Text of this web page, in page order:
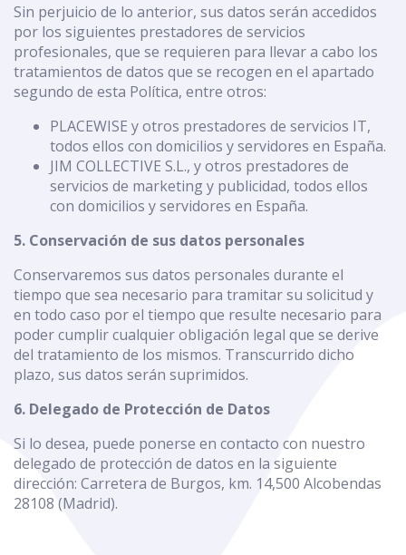
Sin perjuicio de lo anterior, sus datos serán accedidos
por los siguientes prestadores de servicios
profesionales, que se requieren para llevar a cabo los
tratamientos de datos que se recogen en el apartado
segundo de esta Política, entre otros:
PLACEWISE y otros prestadores de servicios IT,
todos ellos con domicilios y servidores en España.
JIM COLLECTIVE S.L., y otros prestadores de
servicios de marketing y publicidad, todos ellos
con domicilios y servidores en España.
5. Conservación de sus datos personales
Conservaremos sus datos personales durante el
tiempo que sea necesario para tramitar su solicitud y
en todo caso por el tiempo que resulte necesario para
poder cumplir cualquier obligación legal que se derive
del tratamiento de los mismos. Transcurrido dicho
plazo, sus datos serán suprimidos.
6. Delegado de Protección de Datos
Si lo desea, puede ponerse en contacto con nuestro
delegado de protección de datos en la siguiente
dirección: Carretera de Burgos, km. 14,500 Alcobendas
28108 (Madrid).